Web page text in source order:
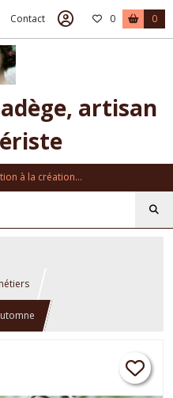
Contact 0 0
artisan
à la création...